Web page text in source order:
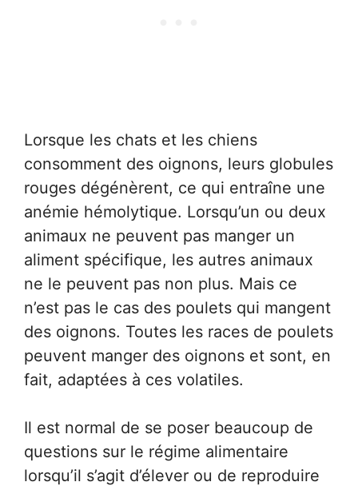
Lorsque les chats et les chiens
consomment des oignons, leurs globules
rouges dégénèrent, ce qui entraîne une
anémie hémolytique. Lorsqu’un ou deux
animaux ne peuvent pas manger un
aliment spécifique, les autres animaux
ne le peuvent pas non plus. Mais ce
n’est pas le cas des poulets qui mangent
des oignons. Toutes les races de poulets
peuvent manger des oignons et sont, en
fait, adaptées à ces volatiles.
Il est normal de se poser beaucoup de
questions sur le régime alimentaire
lorsqu’il s’agit d’élever ou de reproduire